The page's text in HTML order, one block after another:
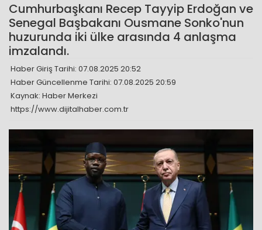
Cumhurbaşkanı Recep Tayyip Erdoğan ve
Senegal Başbakanı Ousmane Sonko'nun
huzurunda iki ülke arasında 4 anlaşma
imzalandı.
Haber Giriş Tarihi: 07.08.2025 20:52
Haber Güncellenme Tarihi: 07.08.2025 20:59
Kaynak: Haber Merkezi
https://www.dijitalhaber.com.tr